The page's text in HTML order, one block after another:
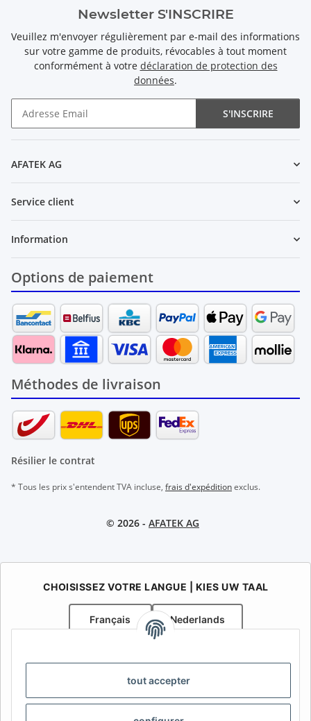
tout accepter
Newsletter S'INSCRIRE
Veuillez m'envoyer régulièrement par e-mail des informations
sur votre gamme de produits, révocables à tout moment
conformément à votre déclaration de protection des
données.
S'INSCRIRE
AFATEK AG
Service client
Information
Options de paiement
Méthodes de livraison
Résilier le contrat
* Tous les prix s'entendent TVA incluse, frais d'expéditionexclus.
© 2026 - AFATEK AG
CHOISISSEZ VOTRE LANGUE | KIES UW TAAL
Français Nederlands
specialist in onderdelen voor aanhangwagens
Contact:info@afatek.com